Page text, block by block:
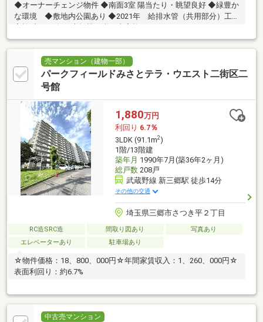
◆オーナーチェンジ物件 ◆南面3室 陽当たり・眺望良好 ◆緑豊か
な環境 ◆敷地内公園あり ◆2021年 給排水管（共用部分）工事
売マンション（建物一部）
パークフィールドみさとテラ・ウエスト二街区二
号館
1,880万円
利回り 6.7％
3LDK (91.1m2)
1階/13階建
築年月 1990年7月(築36年2ヶ月)
総戸数208戸
武蔵野線 新三郷駅 徒歩14分
その他の交通
埼玉県三郷市さつき平２丁目
RC造SRC造 間取り図あり
写真あり
エレベーターあり
駐車場あり
☆物件価格：18、800、000円☆年間家賃収入：1、260、000円☆
表面利回り：約6.7%
中古売マンション